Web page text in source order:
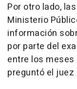
Por otro lado,
Ministerio
información
por parte del
entre los meses
preguntó el juez